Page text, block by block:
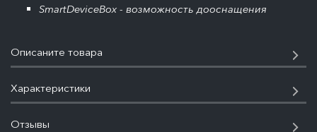
SmartDeviceBox - возможность дооснащения
Описаните товара
Характеристики
Отзывы